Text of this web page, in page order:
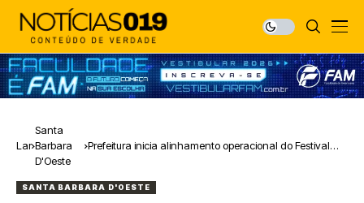
Lar
Santa
Barbara
D'Oeste
Prefeitura inicia alinhamento operacional do Festival
SANTA BARBARA D'OESTE